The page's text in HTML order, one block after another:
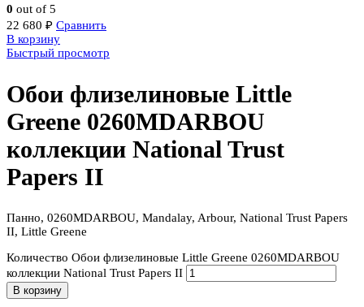
0 out of 5
22 680 ₽ Сравнить
В корзину
Быстрый просмотр
Обои флизелиновые Little
Greene 0260MDARBOU
коллекции National Trust
Papers II
Панно, 0260MDARBOU, Mandalay, Arbour, National Trust Papers
II, Little Greene
Количество Обои флизелиновые Little Greene 0260MDARBOU
коллекции National Trust Papers II
В корзину